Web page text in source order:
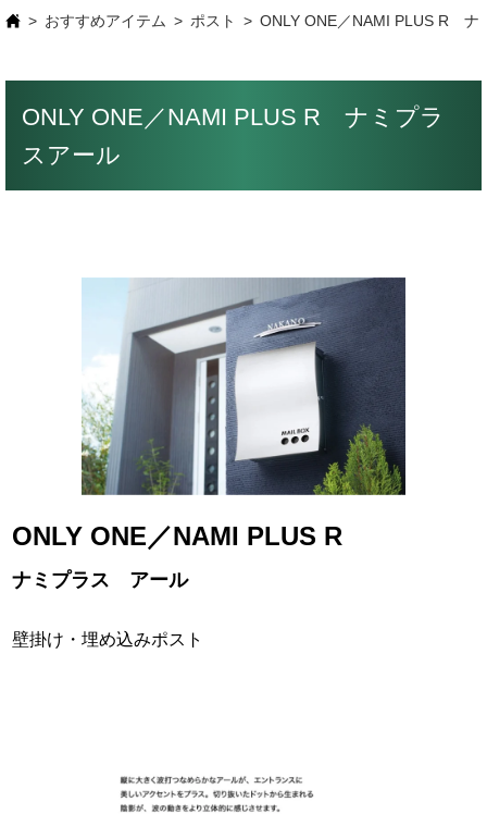
おすすめアイテム ポスト ONLY ONE／NAMI PLUS R ナ
ONLY ONE／NAMI PLUS R ナミプラ
スアール
ONLY ONE／NAMI PLUS R
ナミプラス アール
壁掛け・埋め込みポスト